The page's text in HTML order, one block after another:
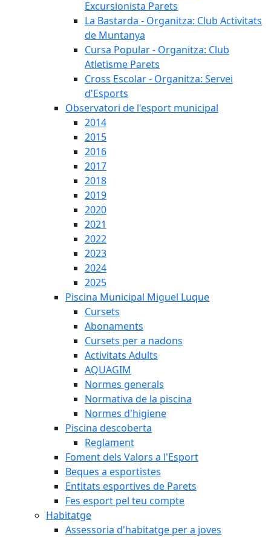
Excursionista Parets
La Bastarda - Organitza: Club Activitats
de Muntanya
Cursa Popular - Organitza: Club
Atletisme Parets
Cross Escolar - Organitza: Servei
d'Esports
Observatori de l'esport municipal
2014
2015
2016
2017
2018
2019
2020
2021
2022
2023
2024
2025
Piscina Municipal Miguel Luque
Cursets
Abonaments
Cursets per a nadons
Activitats Adults
AQUAGIM
Normes generals
Normativa de la piscina
Normes d'higiene
Piscina descoberta
Reglament
Foment dels Valors a l'Esport
Beques a esportistes
Entitats esportives de Parets
Fes esport pel teu compte
Habitatge
Assessoria d'habitatge per a joves